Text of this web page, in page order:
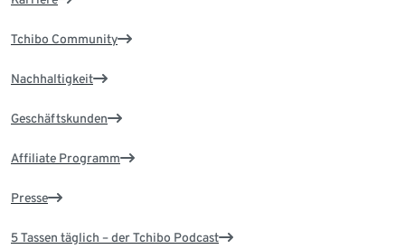
Tchibo Community
Nachhaltigkeit
Geschäftskunden
Affiliate Programm
Presse
5 Tassen täglich – der Tchibo Podcast